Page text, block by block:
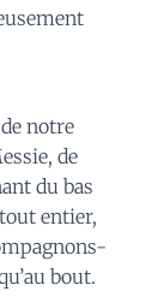
notre
de
du bas
entier,
bout.